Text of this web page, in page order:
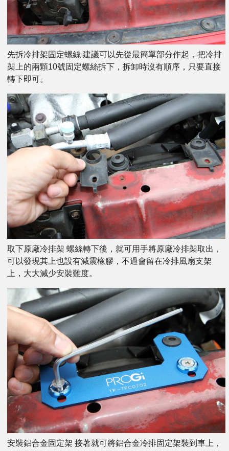
先拆冷排架固定螺絲 建議可以先從最簡單部分作起，把冷排
架上的兩顆10號固定螺絲拆下，拆卸時沒有順序，只要直接
轉下即可。
取下原廠冷排架 螺絲轉下後，就可用手將原廠冷排架取出，
可以發現其上也設有減震橡膠，不過會留在冷排風扇支架
上，大大減少安裝難度。
安裝鋁合金固定架 接著就可將鋁合金冷排固定架裝到車上，